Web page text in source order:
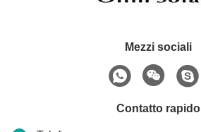
Mezzi sociali
Contatto rapido